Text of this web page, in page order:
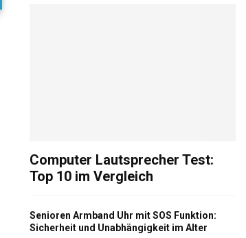
Computer Lautsprecher Test:
Top 10 im Vergleich
Senioren Armband Uhr mit SOS Funktion:
Sicherheit und Unabhängigkeit im Alter